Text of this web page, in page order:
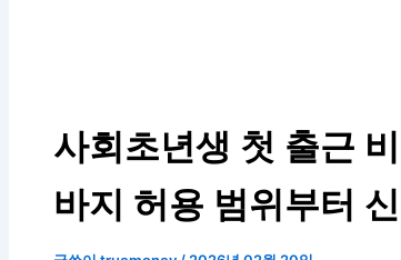
사회초년생 첫 출근
바지 허용 범위부터